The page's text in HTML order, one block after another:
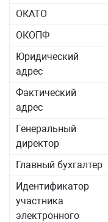
ОКАТО
ОКОПФ
Юридический
адрес
Фактический
адрес
Генеральный
директор
Главный бухгалтер
Идентификатор
участника
электронного